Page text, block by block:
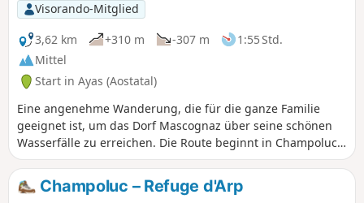
Visorando-Mitglied
3,62 km
+310 m -307 m
1:55 Std.
Mittel
Start in Ayas (Aostatal)
Eine angenehme Wanderung, die für die ganze Familie
geeignet ist, um das Dorf Mascognaz über seine schönen
Wasserfälle zu erreichen. Die Route beginnt in Champoluc
und führt auf einem Waldweg entlang des Baches bis zum
Dorf Mascognaz. Von dort aus kann man mehrere längere
Routen nehmen.
Champoluc – Refuge d'Arp